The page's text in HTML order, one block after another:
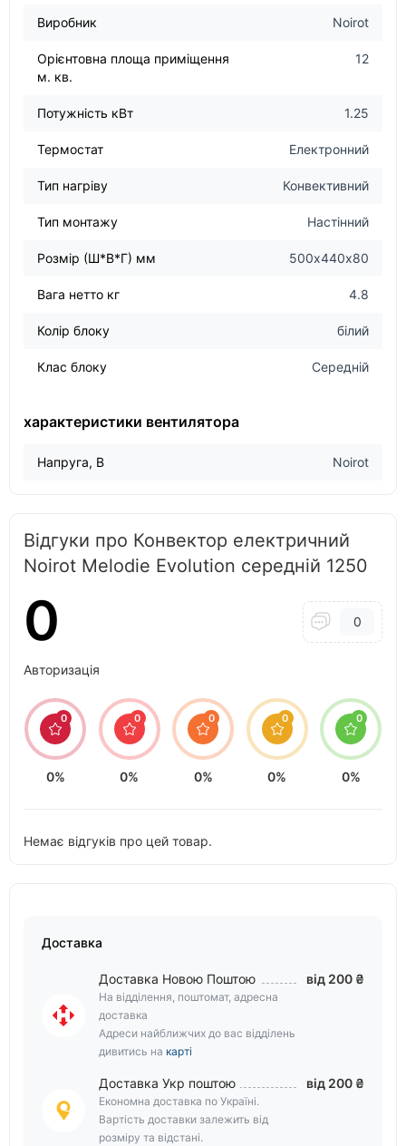
Виробник Noirot
Орієнтовна площа приміщення
м. кв.
12
Потужність кВт 1.25
Термостат Електронний
Тип нагріву Конвективний
Тип монтажу Настінний
Розмір (Ш*В*Г) мм 500х440х80
Вага нетто кг 4.8
Колір блоку білий
Клас блоку Середній
характеристики вентилятора
Напруга, В Noirot
Відгуки про Конвектор електричний
Noirot Melodie Evolution середній 1250
0 0
Авторизація
0
0%
0
0%
0
0%
0
0%
0
0%
Немає відгуків про цей товар.
Доставка
Доставка Новою Поштою
На відділення, поштомат, адресна
доставка
Адреси найближчих до вас відділень
дивитись на карті
від 200 ₴
Доставка Укр поштою
Економна доставка по Україні.
Вартість доставки залежить від
розміру та відстані.
від 200 ₴